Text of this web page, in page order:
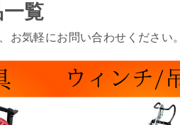
覧
気軽にお問い合わせください。